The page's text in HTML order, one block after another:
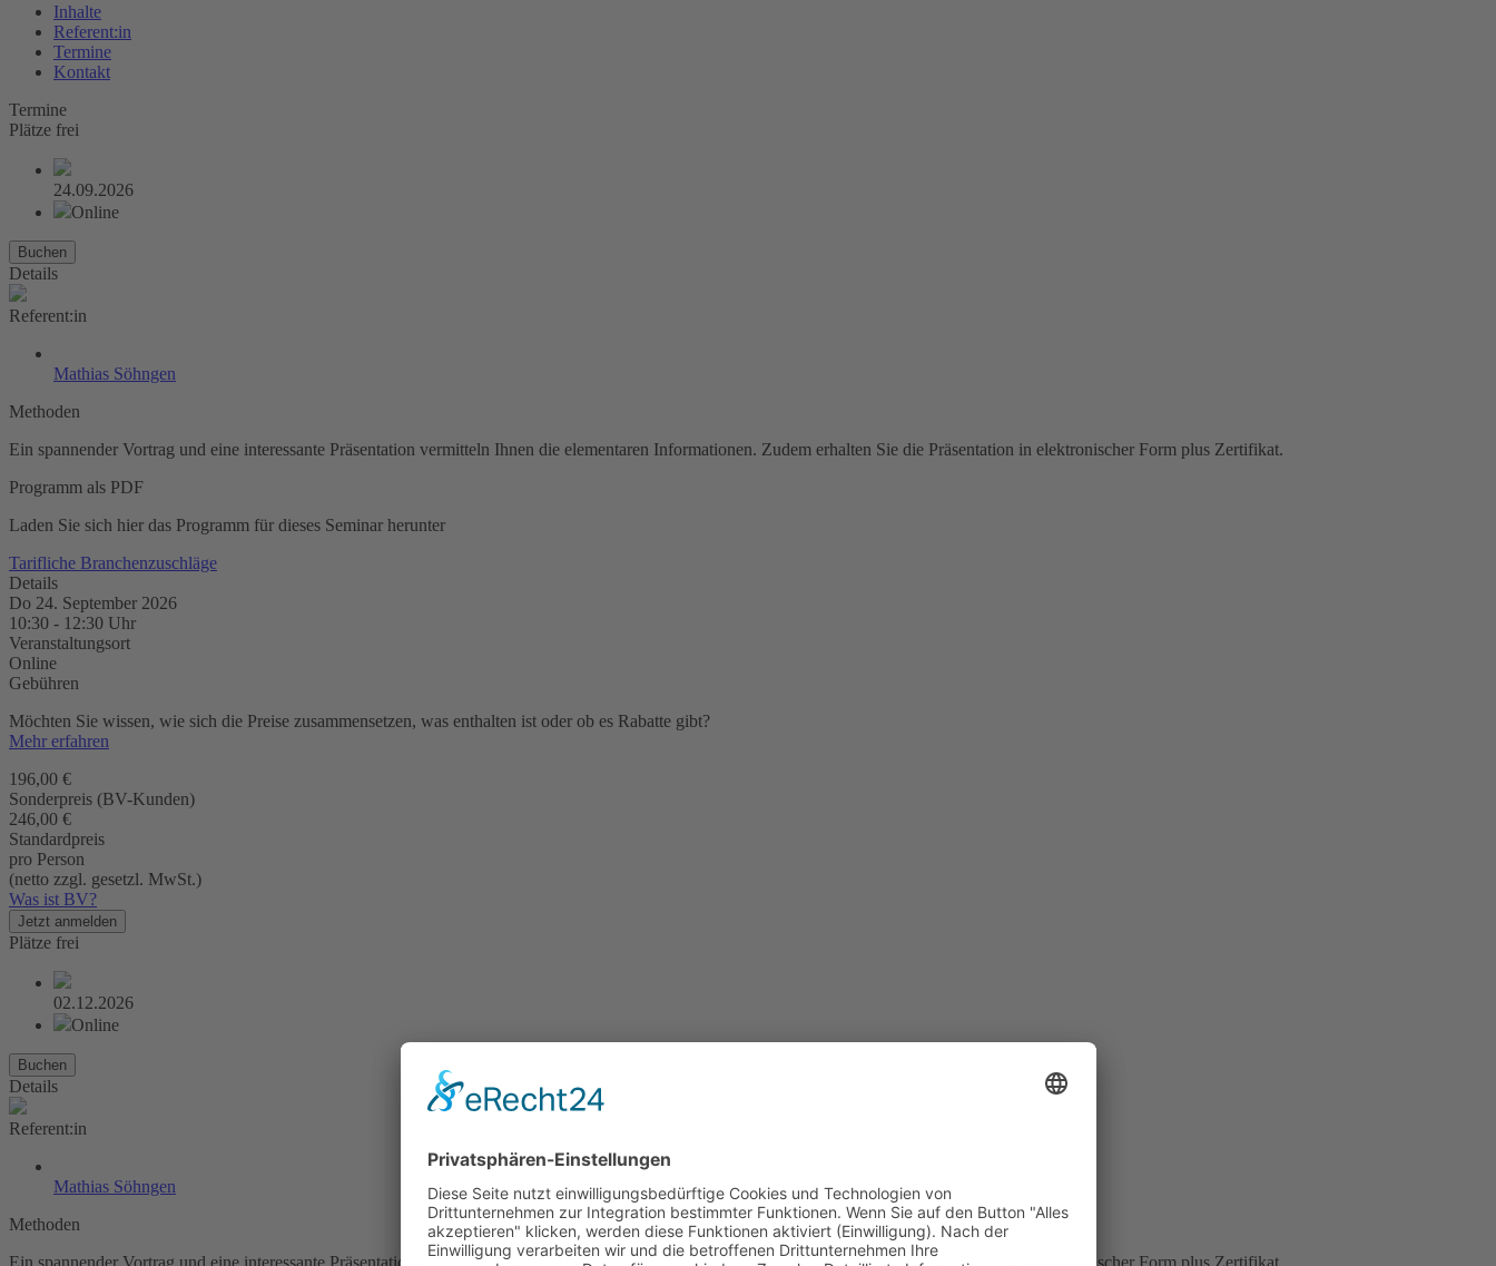
Inhalte
Referent:in
Termine
Kontakt
Termine
Plätze frei
24.09.2026
Online
Buchen
Details
Referent:in
Mathias Söhngen
Methoden
Ein spannender Vortrag und eine interessante Präsentation vermitteln Ihnen die elementaren Informationen. Zudem erhalten Sie die Präsentation in elektronischer Form plus Zertifikat.
Programm als PDF
Laden Sie sich hier das Programm für dieses Seminar herunter
Tarifliche Branchenzuschläge
Details
Do 24. September 2026
10:30 - 12:30 Uhr
Veranstaltungsort
Online
Gebühren
Möchten Sie wissen, wie sich die Preise zusammensetzen, was enthalten ist oder ob es Rabatte gibt?
Mehr erfahren
196,00 €
Sonderpreis (BV-Kunden)
246,00 €
Standardpreis
pro Person
(netto zzgl. gesetzl. MwSt.)
Was ist BV?
Jetzt anmelden
Plätze frei
02.12.2026
Online
Buchen
Details
Referent:in
Mathias Söhngen
Methoden
Ein spannender Vortrag und eine interessante Präsentation vermitteln Ihnen die elementaren Informationen. Zudem erhalten Sie die Präsentation in elektronischer Form plus Zertifikat.